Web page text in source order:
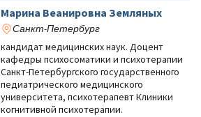
Марина Веанировна Земляных
Санкт-Петербург
кандидат медицинских наук. Доцент
кафедры психосоматики и психотерапии
Санкт-Петербургского государственного
педиатрического медицинского
университета, психотерапевт Клиники
когнитивной психотерапии.